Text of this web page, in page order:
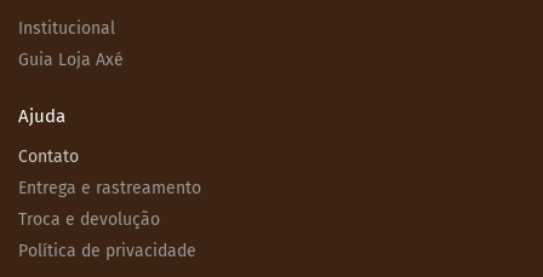
Institucional
Guia Loja Axé
Ajuda
Contato
Entrega e rastreamento
Troca e devolução
Política de privacidade